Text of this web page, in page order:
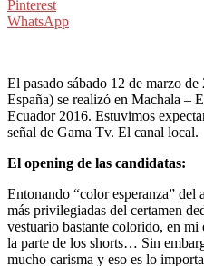
Pinterest
WhatsApp
El pasado sábado 12 de marzo
España) se realizó en Machala –
Ecuador 2016. Estuvimos
señal de Gama Tv. El canal local.
El opening de las candidatas:
Entonando “color esperanza”
más privilegiadas del certamen
vestuario bastante colorido, en
la parte de los shorts… Sin
mucho carisma y eso es lo